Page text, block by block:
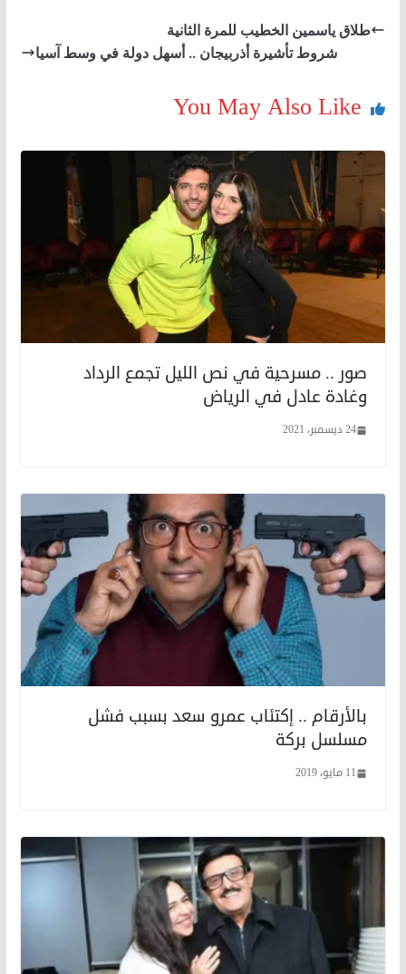
طلاق ياسمين الخطيب للمرة الثانية
شروط تأشيرة أذربيجان .. أسهل دولة في وسط آسيا
You May Also Like
صور .. مسرحية في نص الليل تجمع الرداد
وغادة عادل في الرياض
24 ديسمبر، 2021
بالأرقام .. إكتئاب عمرو سعد بسبب فشل
مسلسل بركة
11 مايو، 2019